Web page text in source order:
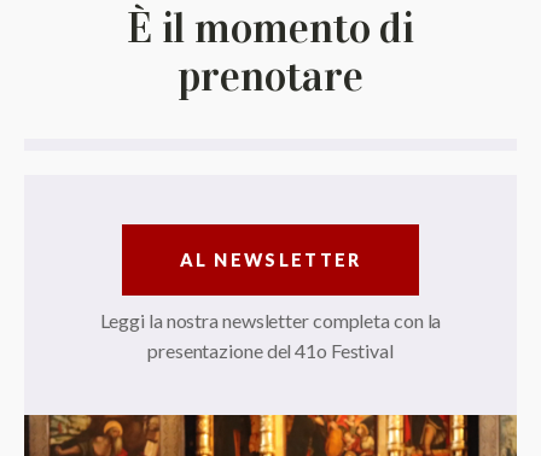
È il momento di
prenotare
AL NEWSLETTER
Leggi la nostra newsletter completa con la
presentazione del 41o Festival